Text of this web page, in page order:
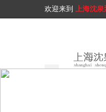
欢迎来到 上海沈